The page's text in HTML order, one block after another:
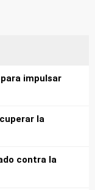
impulsar
la
contra la